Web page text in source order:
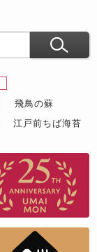
飛鳥の蘇
江戸前ちば海苔